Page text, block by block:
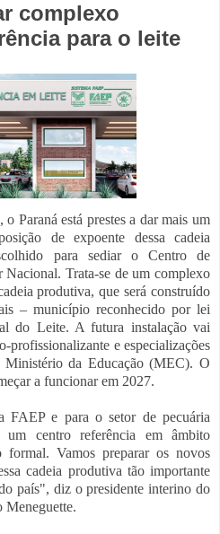
complexo
para o leite
Paraná está prestes a dar mais um
de expoente dessa cadeia
para sediar o Centro de
Trata-se de um complexo
produtiva, que será construído
– município reconhecido por lei
do Leite. A futura instalação vai
profissionalizante e especializações
Ministério da Educação (MEC). O
a funcionar em 2027.
FAEP e para o setor de pecuária
um centro referência em âmbito
formal. Vamos preparar os novos
cadeia produtiva tão importante
país", diz o presidente interino do
Meneguette.